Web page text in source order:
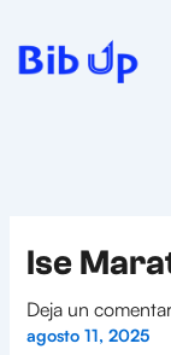
contenido
Ise
Deja un
agosto 11, 2025